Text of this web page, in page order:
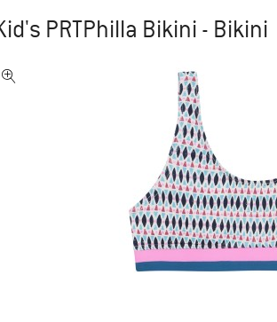
PRTPhilla Bikini - Bikini